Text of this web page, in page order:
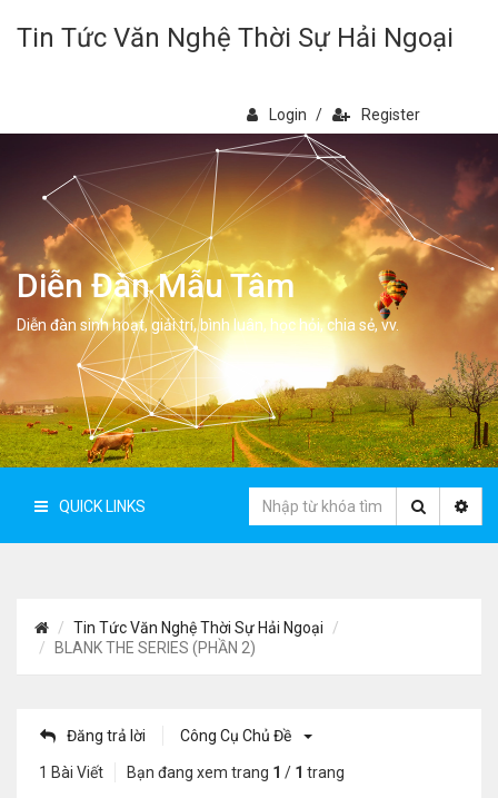
Tin Tức Văn Nghệ Thời Sự Hải Ngoại
Login / Register
Diễn Đàn Mẫu Tâm
Diễn đàn sinh hoạt, giải trí, bình luân, học hỏi, chia sẻ, vv.
QUICK LINKS
Tin Tức Văn Nghệ Thời Sự Hải Ngoại
BLANK THE SERIES (PHẦN 2)
Đăng trả lời Công Cụ Chủ Đề
1 Bài Viết Bạn đang xem trang 1 / 1 trang